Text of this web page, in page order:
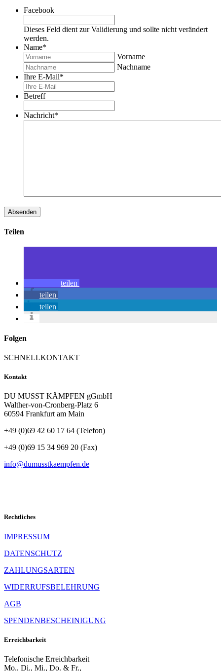
Facebook
Dieses Feld dient zur Validierung und sollte nicht verändert
werden.
Name*
Vorname
Nachname
Ihre E-Mail*
Betreff
Nachricht*
Teilen
teilen
teilen
teilen
Folgen
SCHNELLKONTAKT
Kontakt
DU MUSST KÄMPFEN gGmbH
Walther-von-Cronberg-Platz 6
60594 Frankfurt am Main
+49 (0)69 42 60 17 64 (Telefon)
+49 (0)69 15 34 969 20 (Fax)
info@dumusstkaempfen.de
Rechtliches
IMPRESSUM
DATENSCHUTZ
ZAHLUNGSARTEN
WIDERRUFSBELEHRUNG
AGB
SPENDENBESCHEINIGUNG
Erreichbarkeit
Telefonische Erreichbarkeit
Mo., Di., Mi., Do. & Fr.,